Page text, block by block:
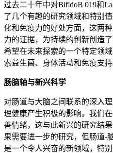
过去二十年中对BifidoB 019和
了几个有趣的研究领域和特别
化和免疫力的好处方面，这两
力的证据，为持续的创新创造
希望在未来探索的一个特定领
索益生菌、身体活动和免疫支
肠脑轴与新兴科学
对肠道与大脑之间联系的深入
理健康产生积极的影响。我们
善情绪，这与此新兴的研究结
果需要进一步的研究，但肠道-
是一个令人兴奋的新领域，特